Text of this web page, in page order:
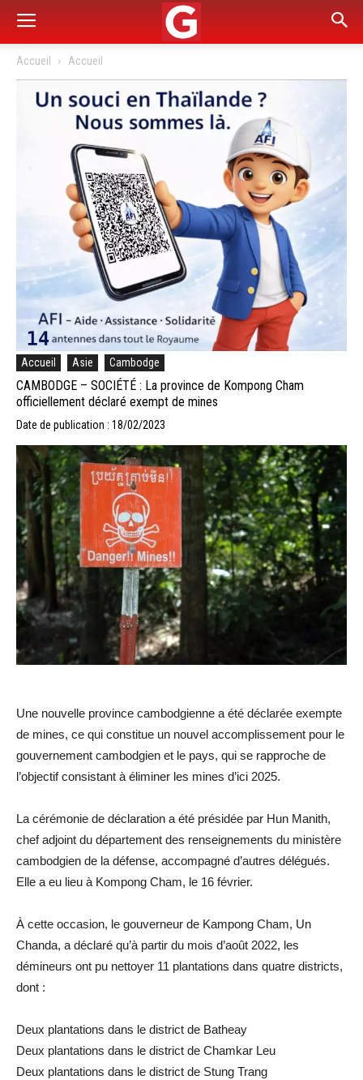
Accueil Accueil
Accueil Asie Cambodge
CAMBODGE – SOCIÉTÉ : La province de Kompong Cham
officiellement déclaré exempt de mines
Date de publication : 18/02/2023
Une nouvelle province cambodgienne a été déclarée exempte
de mines, ce qui constitue un nouvel accomplissement pour le
gouvernement cambodgien et le pays, qui se rapproche de
l’objectif consistant à éliminer les mines d’ici 2025.
La cérémonie de déclaration a été présidée par Hun Manith,
chef adjoint du département des renseignements du ministère
cambodgien de la défense, accompagné d’autres délégués.
Elle a eu lieu à Kompong Cham, le 16 février.
À cette occasion, le gouverneur de Kampong Cham, Un
Chanda, a déclaré qu’à partir du mois d’août 2022, les
démineurs ont pu nettoyer 11 plantations dans quatre districts,
dont :
Deux plantations dans le district de Batheay
Deux plantations dans le district de Chamkar Leu
Deux plantations dans le district de Stung Trang